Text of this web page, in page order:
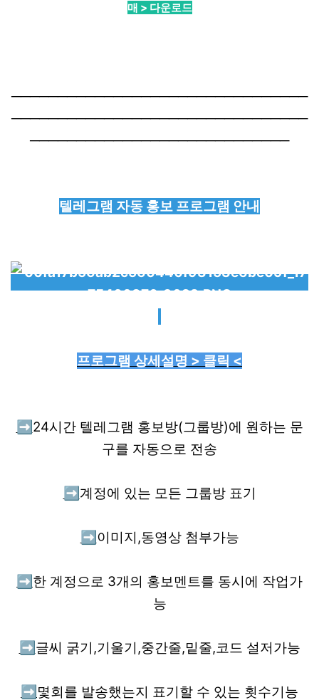
매 > 다운로드
────────────────────────────────
────────────────────────────────
────────────────────────────
텔레그램 자동 홍보 프로그램 안내
프로그램 상세설명 > 클릭 <
➡️ 24시간 텔레그램 홍보방(그룹방)에 원하는 문
구를 자동으로 전송
➡️ 계정에 있는 모든 그룹방 표기
➡️ 이미지,동영상 첨부가능
➡️ 한 계정으로 3개의 홍보멘트를 동시에 작업가
능
➡️ 글씨 굵기,기울기,중간줄,밑줄,코드 설저가능
➡️ 몇회를 발송했는지 표기할 수 있는 횟수기능